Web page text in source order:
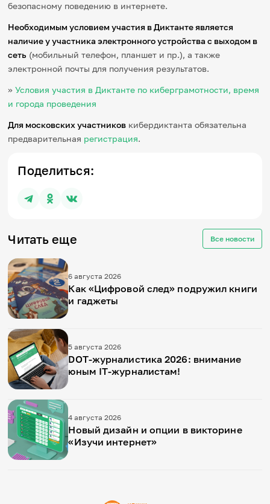
безопасному поведению в интернете.
Необходимым условием участия в Диктанте является
наличие у участника электронного устройства с выходом в
сеть (мобильный телефон, планшет и пр.), а также
электронной почты для получения результатов.
»Условия участия в Диктанте по киберграмотности, время
и города проведения
Для московских участников кибердиктанта обязательна
предварительная регистрация.
Поделиться:
Читать еще Все новости
6 августа 2026
Как «Цифровой след» подружил книги
и гаджеты
5 августа 2026
DOT-журналистика 2026: внимание
юным IT-журналистам!
4 августа 2026
Новый дизайн и опции в викторине
«Изучи интернет»